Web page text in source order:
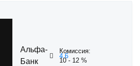
Альфа-
Банк
4.6
Комиссия:
10 - 12 %